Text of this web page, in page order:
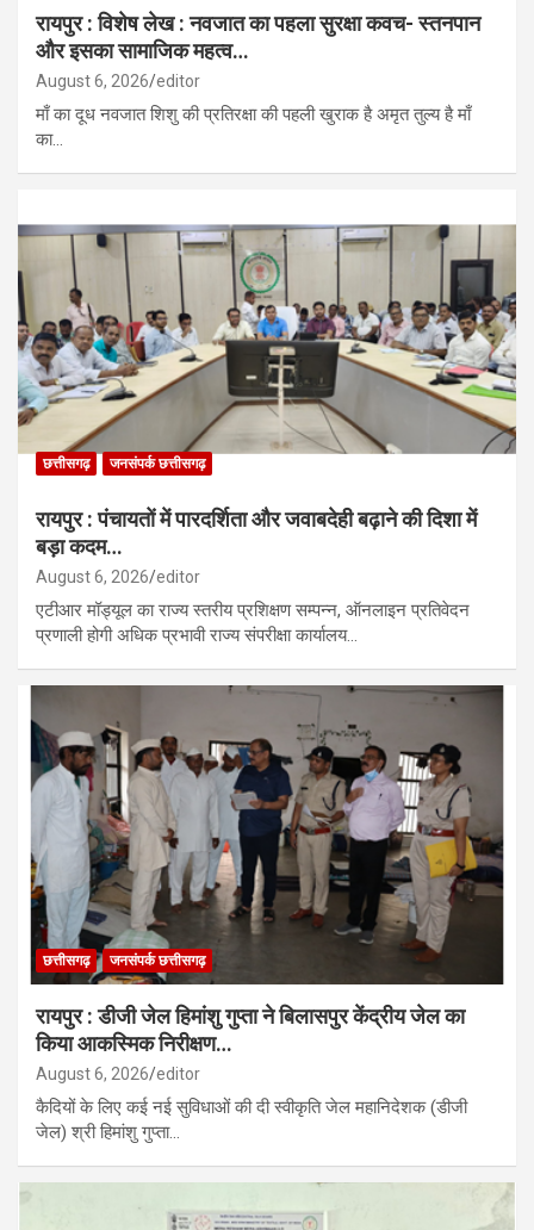
रायपुर : विशेष लेख : नवजात का पहला सुरक्षा कवच- स्तनपान
और इसका सामाजिक महत्व…
August 6, 2026 editor
माँ का दूध नवजात शिशु की प्रतिरक्षा की पहली खुराक है अमृत तुल्य है माँ
का…
छत्तीसगढ़ जनसंपर्क छत्तीसगढ़
रायपुर : पंचायतों में पारदर्शिता और जवाबदेही बढ़ाने की दिशा में
बड़ा कदम…
August 6, 2026 editor
एटीआर मॉड्यूल का राज्य स्तरीय प्रशिक्षण सम्पन्न, ऑनलाइन प्रतिवेदन
प्रणाली होगी अधिक प्रभावी राज्य संपरीक्षा कार्यालय…
छत्तीसगढ़ जनसंपर्क छत्तीसगढ़
रायपुर : डीजी जेल हिमांशु गुप्ता ने बिलासपुर केंद्रीय जेल का
किया आकस्मिक निरीक्षण…
August 6, 2026 editor
कैदियों के लिए कई नई सुविधाओं की दी स्वीकृति जेल महानिदेशक (डीजी
जेल) श्री हिमांशु गुप्ता…